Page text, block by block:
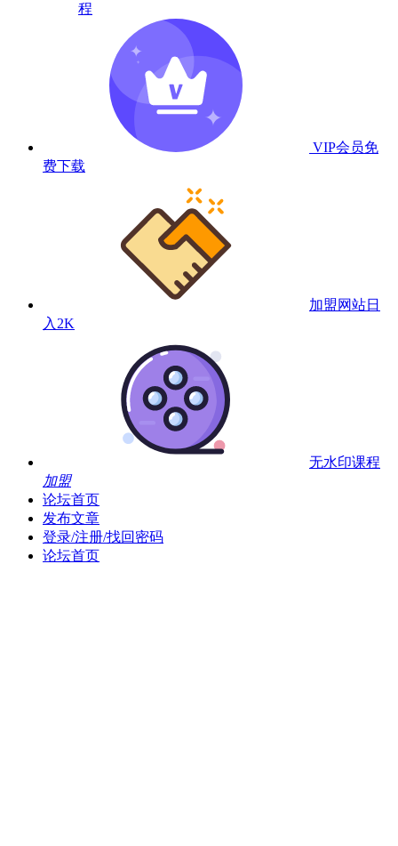
程
VIP会员免
费下载
加盟网站日
入2K
无水印课程
加盟
论坛首页
发布文章
登录/注册/找回密码
论坛首页